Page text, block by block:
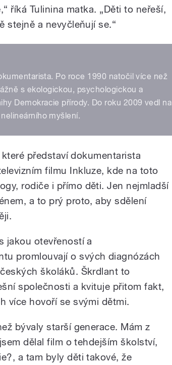
říká Tulinina matka. „Děti to neřeší,
stejně a nevyčleňují se.“
Po roce 1990 natočil více než
s ekologickou, psychologickou a
Demokracie přírody. Do roku 2009 vedl na
myšlení.
představí dokumentarista
filmu Inkluze, kde na toto
rodiče i přímo děti. Jen nejmladší
a to prý proto, aby sdělení
jakou otevřeností a
promlouvají o svých diagnózách
školáků. Škrdlant to
společnosti a kvituje přitom fakt,
více hovoří se svými dětmi.
bývaly starší generace. Mám z
dělal film o tehdejším školství,
a tam byly děti takové, že